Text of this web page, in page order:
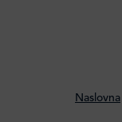
Naslovna